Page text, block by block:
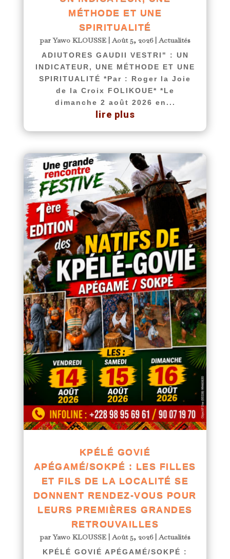
MÉTHODE ET UNE
SPIRITUALITÉ
parYawo KLOUSSE|Août 5, 2026|Actualités
ADIUTORES GAUDII VESTRI" : UN
INDICATEUR, UNE MÉTHODE ET UNE
SPIRITUALITÉ *Par : Roger la Joie
de la Croix FOLIKOUE* *Le
dimanche 2 août 2026 en...
lire plus
KPÉLÉ GOVIÉ
APÉGAMÉ/SOKPÉ : LES FILLES
ET FILS DE LA LOCALITÉ SE
DONNENT RENDEZ-VOUS POUR
LEURS PREMIÈRES GRANDES
RETROUVAILLES
parYawo KLOUSSE|Août 5, 2026|Actualités
KPÉLÉ GOVIÉ APÉGAMÉ/SOKPÉ :